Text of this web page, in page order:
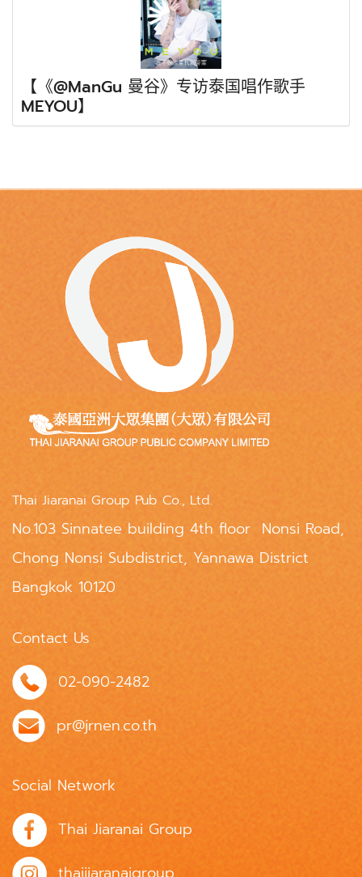
【《@ManGu 曼谷》专访泰国唱作歌手
MEYOU】
Thai Jiaranai Group Pub Co., Ltd.
No.103 Sinnatee building 4th floor Nonsi Road,
Chong Nonsi Subdistrict, Yannawa District
Bangkok 10120
Contact Us
02-090-2482
pr@jrnen.co.th
Social Network
Thai Jiaranai Group